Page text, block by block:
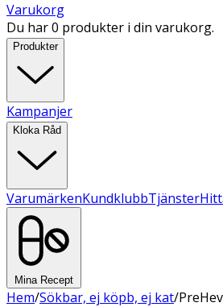
Varukorg
Du har 0 produkter i din varukorg.
Produkter
Kampanjer
Kloka Råd
VarumärkenKundklubbTjänster
Mina Recept
Hem/Sökbar, ej köpb, ej kat/